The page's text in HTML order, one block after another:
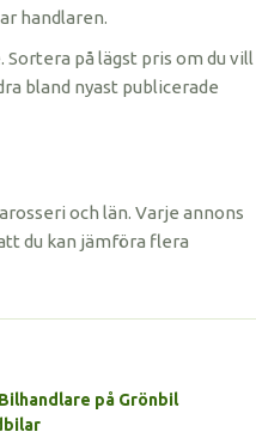
handlaren.
på lägst pris om du vill
bland nyast publicerade
och län. Varje annons
du kan jämföra flera
Bilhandlare på Grönbil